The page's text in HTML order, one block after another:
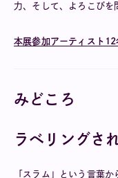
力、そして、よろこびを
本展参加アーティスト12
みどころ
ラベリングさ
「スラム」という言葉